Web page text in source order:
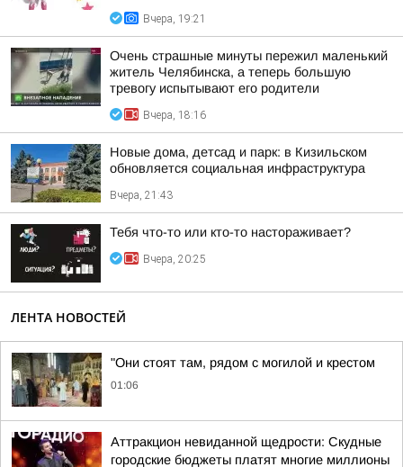
Вчера, 19:21
Очень страшные минуты пережил маленький
житель Челябинска, а теперь большую
тревогу испытывают его родители
Вчера, 18:16
Новые дома, детсад и парк: в Кизильском
обновляется социальная инфраструктура
Вчера, 21:43
Тебя что-то или кто-то настораживает?
Вчера, 20:25
ЛЕНТА НОВОСТЕЙ
"Они стоят там, рядом с могилой и крестом
01:06
Аттракцион невиданной щедрости: Скудные
городские бюджеты платят многие миллионы